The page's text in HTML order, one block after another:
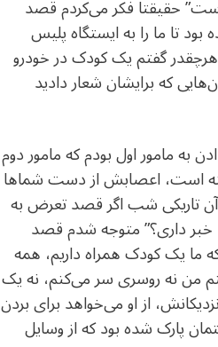
حقیقتا فکر می‌کردم قصد
تا ما را به ایستگاه پلیس
گفتم یک کودک در خودرو
که برایشان شعار دادید
به مامور اول بودم که مامور دوم
است، اعصابش از دست شماها
آن تاریکی شب اگر قصد تعرض به
خبر داری؟” متوجه شدم قصد
ما یک کودک همراه داریم، همه
من نه روسری سر می‌کنم، نه یک
از او می‌خواهد برای بردن
پارک شده بود که از وسایل